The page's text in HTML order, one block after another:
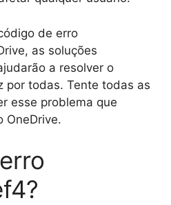
de erro
as soluções
a resolver o
por todas. Tente todas as
esse problema que
OneDrive.